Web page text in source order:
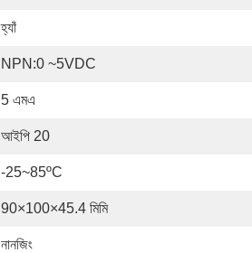
হ্যাঁ
NPN:0 ~5VDC
5 এমএ
আইপি 20
-25~85ºC
90×100×45.4 মিমি
নানজিং